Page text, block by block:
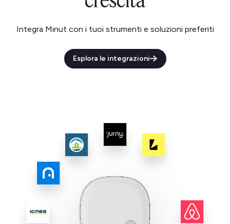
Integra Minut con i tuoi strumenti e soluzioni preferiti
Esplora le integrazioni